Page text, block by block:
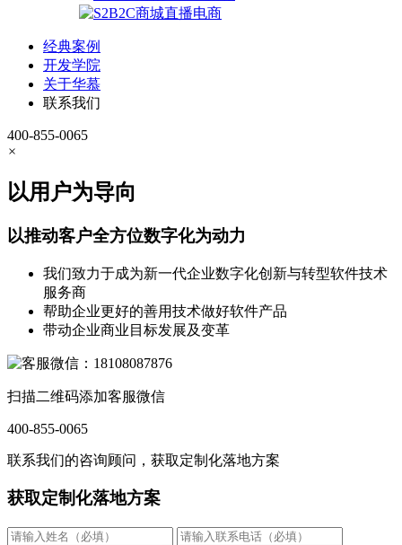
直播电商
经典案例
开发学院
关于华慕
联系我们
400-855-0065
×
以用户为导向
以推动客户全方位数字化为动力
我们致力于成为新一代企业数字化创新与转型软件技术
服务商
帮助企业更好的善用技术做好软件产品
带动企业商业目标发展及变革
扫描二维码添加客服微信
400-855-0065
联系我们的咨询顾问，获取定制化落地方案
获取定制化落地方案